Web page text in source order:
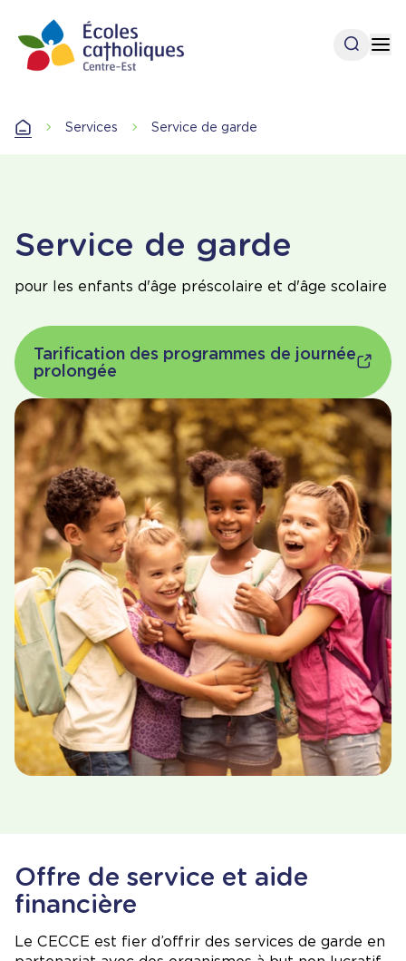
contenu
principal
Ouvrir
AccueilServices Service de garde
Service de garde
pour les enfants d'âge préscolaire et d'âge scolaire
Tarification des programmes de journée
prolongée
Offre de service et aide
financière
Le CECCE est fier d’offrir des services de garde en